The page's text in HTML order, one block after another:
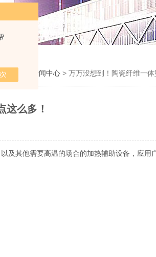
新闻中心> 万万没想到！陶瓷纤维一体
这么多！
及其他需要高温的场合的加热辅助设备，应用